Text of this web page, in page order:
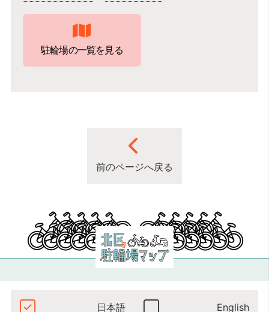
駐輪場の一覧を見る
前のページへ戻る
日本語 English